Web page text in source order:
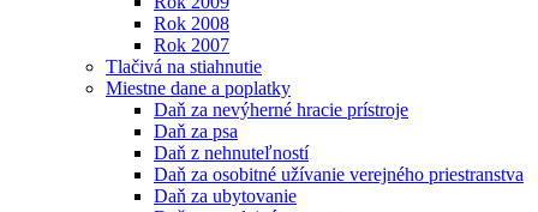
Rok 2008
Rok 2007
Tlačivá na stiahnutie
Miestne dane a poplatky
Daň za nevýherné hracie prístroje
Daň za psa
Daň z nehnuteľností
Daň za osobitné užívanie verejného priestranstva
Daň za ubytovanie